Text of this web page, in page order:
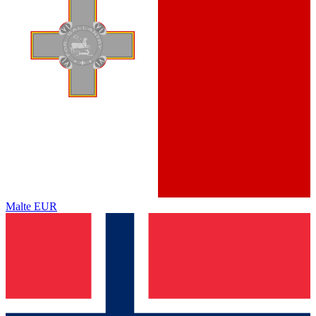
Malte EUR